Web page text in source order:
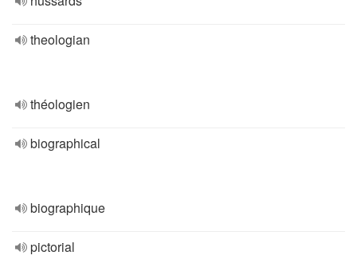
theologian
théologien
biographical
biographique
pictorial